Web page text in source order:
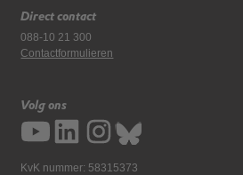
Direct contact
088-10 21 300
Contactformulieren
Volg ons
KvK nummer: 58315373